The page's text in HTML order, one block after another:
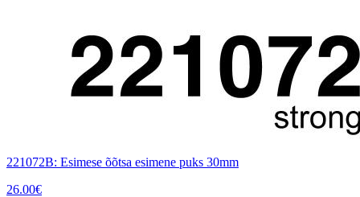
221072B: Esimese õõtsa esimene puks 30mm
26.00€